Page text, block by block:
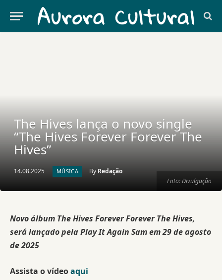
Foto: Divulgação
The Hives lança o novo single
“The Hives Forever Forever The
Hives”
14.08.2025 MÚSICA By Redação
Novo álbum The Hives Forever Forever The Hives,
será lançado pela Play It Again Sam em 29 de agosto
de 2025
Assista o vídeoaqui